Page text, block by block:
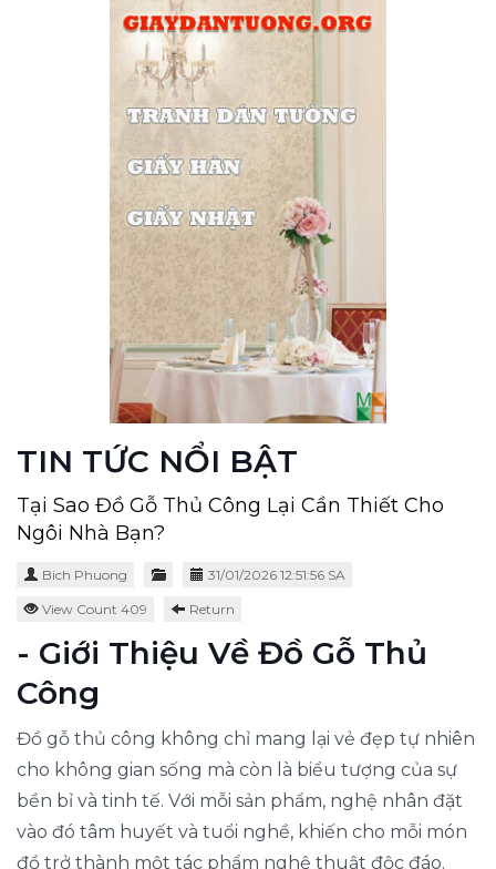
TIN TỨC NỔI BẬT
Tại Sao Đồ Gỗ Thủ Công Lại Cần Thiết Cho
Ngôi Nhà Bạn?
Bich Phuong 31/01/2026 12:51:56 SA
View Count 409 Return
- Giới Thiệu Về Đồ Gỗ Thủ
Công
Đồ gỗ thủ công không chỉ mang lại vẻ đẹp tự nhiên
cho không gian sống mà còn là biểu tượng của sự
bền bỉ và tinh tế. Với mỗi sản phẩm, nghệ nhân đặt
vào đó tâm huyết và tuổi nghề, khiến cho mỗi món
đồ trở thành một tác phẩm nghệ thuật độc đáo.